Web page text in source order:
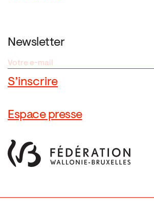
Newsletter
Espace presse